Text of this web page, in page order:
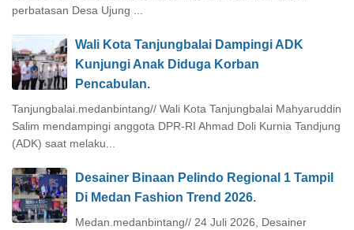
perbatasan Desa Ujung ...
Wali Kota Tanjungbalai Dampingi ADK
Kunjungi Anak Diduga Korban
Pencabulan.
Tanjungbalai.medanbintang// Wali Kota Tanjungbalai Mahyaruddin
Salim mendampingi anggota DPR-RI Ahmad Doli Kurnia Tandjung
(ADK) saat melaku...
Desainer Binaan Pelindo Regional 1 Tampil
Di Medan Fashion Trend 2026.
Medan.medanbintang// 24 Juli 2026, Desainer